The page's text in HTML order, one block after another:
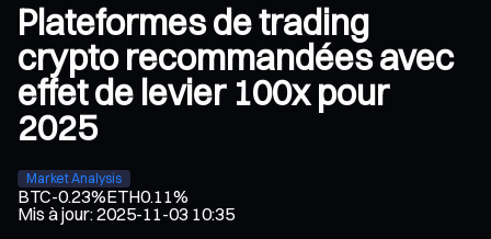
Plateformes de trading
crypto recommandées avec
effet de levier 100x pour
2025
Market Analysis
BTC-0.23%ETH0.11%
Mis à jour:2025-11-03 10:35